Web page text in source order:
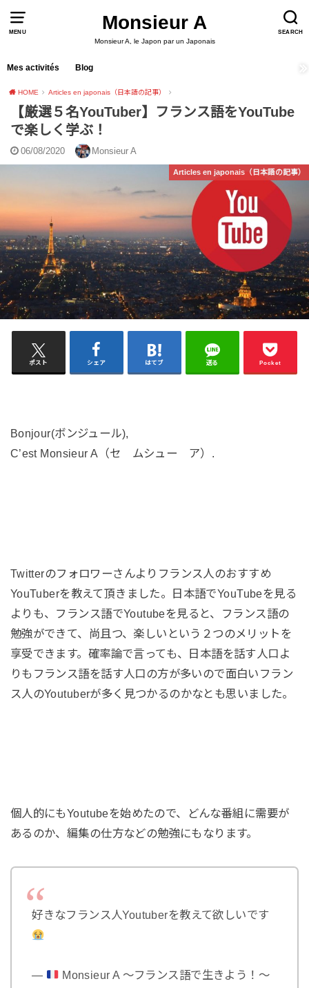
MENU SEARCH
Monsieur A
Monsieur A, le Japon par un Japonais
Mes activités Blog
HOME Articles en japonais（日本語の記事）
【厳選５名YouTuber】フランス語をYouTube
で楽しく学ぶ！
06/08/2020 Monsieur A
Articles en japonais（日本語の記事）
ポスト シェア はてブ 送る Pocket
Bonjour(ボンジュール),
C’est Monsieur A（セ ムシュー ア）.
Twitterのフォロワーさんよりフランス人のおすすめ
YouTuberを教えて頂きました。日本語でYouTubeを見る
よりも、フランス語でYoutubeを見ると、フランス語の
勉強ができて、尚且つ、楽しいという２つのメリットを
享受できます。確率論で言っても、日本語を話す人口よ
りもフランス語を話す人口の方が多いので面白いフラン
ス人のYoutuberが多く見つかるのかなとも思いました。
個人的にもYoutubeを始めたので、どんな番組に需要が
あるのか、編集の仕方などの勉強にもなります。
好きなフランス人Youtuberを教えて欲しいです
—
Monsieur A 〜フランス語で生きよう！〜